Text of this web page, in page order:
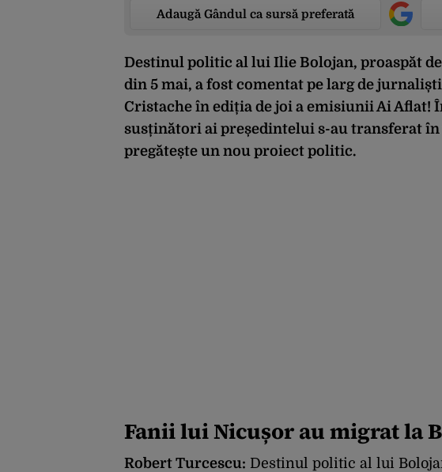
Adaugă Gândul ca sursă preferată
Destinul politic al lui Ilie Bolojan, proaspăt
din 5 mai, a fost comentat pe larg de
Cristache în ediția de joi a emisiunii Ai Aflat!
susținători ai președintelui s-au transferat
pregătește un nou proiect politic.
Fanii lui Nicușor au migrat la
Robert Turcescu: Destinul politic al lui